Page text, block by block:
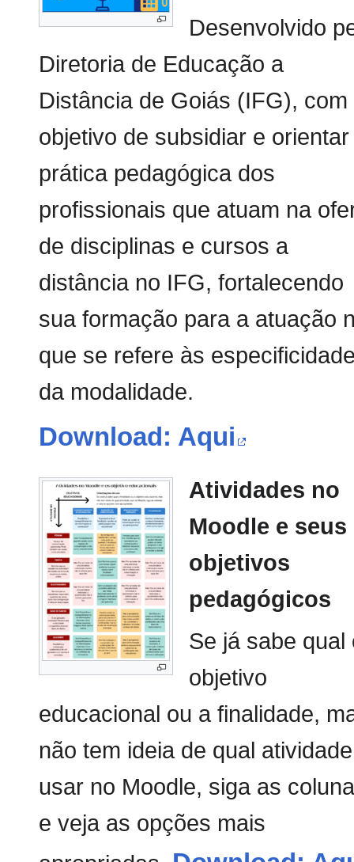
Desenvolvido
Diretoria de Educação a
Distância de Goiás (IFG), com
objetivo de subsidiar e orientar
prática pedagógica dos
profissionais que atuam na
de disciplinas e cursos a
distância no IFG, fortalecendo
sua formação para a atuação
que se refere às
da modalidade.
Download: Aqui
Atividades no
Moodle e seus
objetivos
pedagógicos
Se já sabe qual
objetivo
educacional ou a finalidade,
não tem ideia de qual atividade
usar no Moodle, siga as
e veja as opções mais